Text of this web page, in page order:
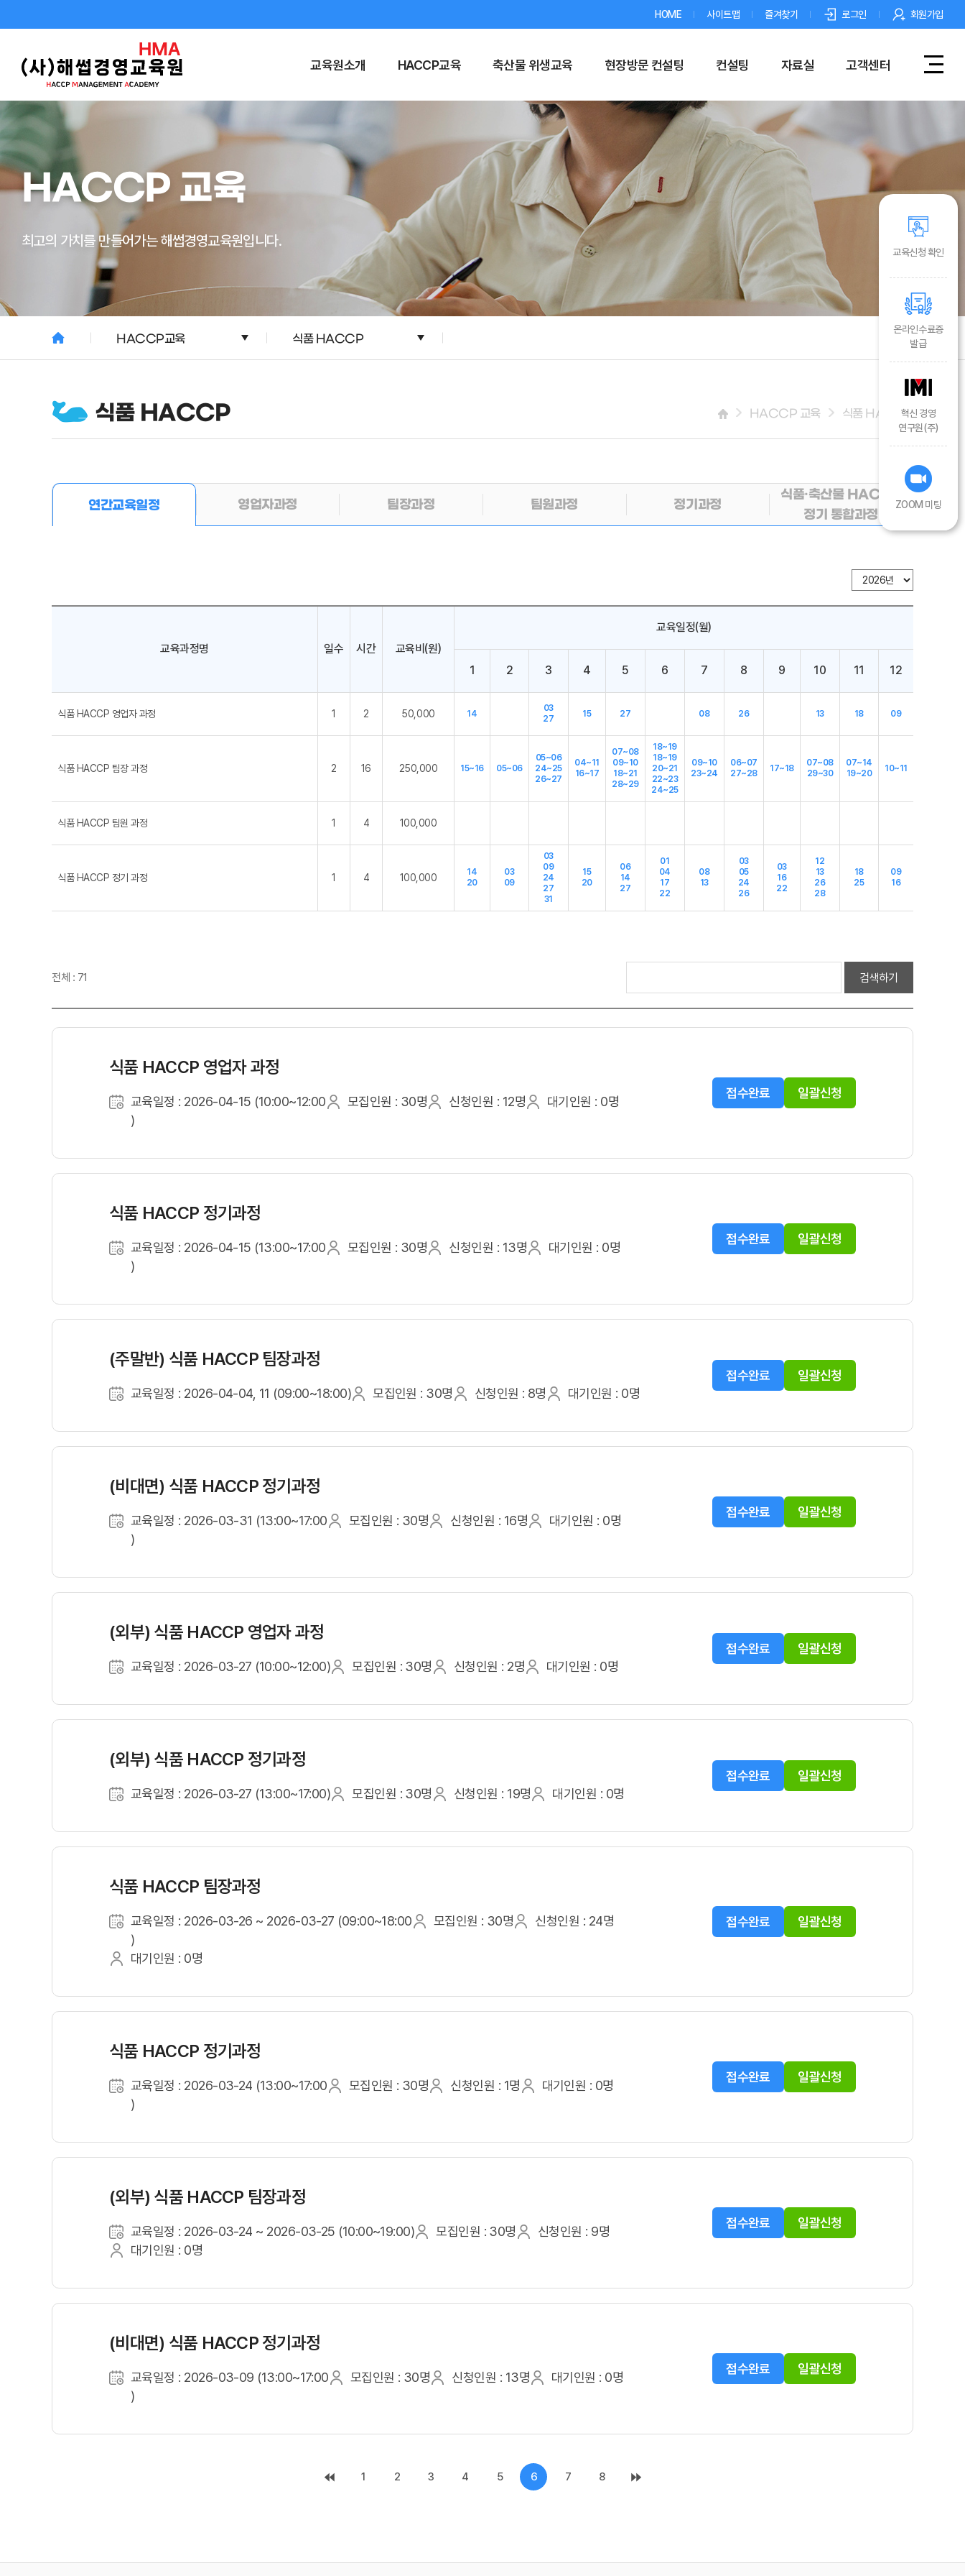
HOME 사이트맵 즐겨찾기 로그인 회원가입
교육원소개 HACCP교육 축산물 위생교육 현장방문 컨설팅 컨설팅 자료실 고객센터
HACCP 교육
최고의 가치를 만들어가는 해썹경영교육원입니다.
HACCP교육 식품 HACCP
식품 HACCP HACCP 교육 식품 HACCP
연간교육일정 영업자과정 팀장과정 팀원과정 정기과정
식품·축산물 HACCP
정기 통합과정
교육과정명 일수 시간 교육비(원)
교육일정(월)
1 2 3 4 5 6 7 8 9 10 11 12
식품 HACCP 영업자 과정 1 2 50,000 14
03
27
15 27 08 26 13 18 09
식품 HACCP 팀장 과정 2 16 250,000 15~16 05~06
05~06
24~25
26~27
04~11
16~17
07~08
09~10
18~21
28~29
18~19
18~19
20~21
22~23
24~25
09~10
23~24
06~07
27~28
17~18
07~08
29~30
07~14
19~20
10~11
식품 HACCP 팀원 과정 1 4 100,000
식품 HACCP 정기 과정 1 4 100,000
14
20
03
09
03
09
24
27
31
15
20
06
14
27
01
04
17
22
08
13
03
05
24
26
03
16
22
12
13
26
28
18
25
09
16
전체 : 71 검색하기
식품 HACCP 영업자 과정
교육일정 : 2026-04-15 (10:00~12:00
)
모집인원 : 30명 신청인원 : 12명 대기인원 : 0명
접수완료 일괄신청
식품 HACCP 정기과정
교육일정 : 2026-04-15 (13:00~17:00
)
모집인원 : 30명 신청인원 : 13명 대기인원 : 0명
접수완료 일괄신청
(주말반) 식품 HACCP 팀장과정
교육일정 : 2026-04-04, 11 (09:00~18:00) 모집인원 : 30명 신청인원 : 8명 대기인원 : 0명
접수완료 일괄신청
(비대면) 식품 HACCP 정기과정
교육일정 : 2026-03-31 (13:00~17:00
)
모집인원 : 30명 신청인원 : 16명 대기인원 : 0명
접수완료 일괄신청
(외부) 식품 HACCP 영업자 과정
교육일정 : 2026-03-27 (10:00~12:00) 모집인원 : 30명 신청인원 : 2명 대기인원 : 0명
접수완료 일괄신청
(외부) 식품 HACCP 정기과정
교육일정 : 2026-03-27 (13:00~17:00) 모집인원 : 30명 신청인원 : 19명 대기인원 : 0명
접수완료 일괄신청
식품 HACCP 팀장과정
교육일정 : 2026-03-26 ~ 2026-03-27 (09:00~18:00
)
모집인원 : 30명 신청인원 : 24명
대기인원 : 0명
접수완료 일괄신청
식품 HACCP 정기과정
교육일정 : 2026-03-24 (13:00~17:00
)
모집인원 : 30명 신청인원 : 1명 대기인원 : 0명
접수완료 일괄신청
(외부) 식품 HACCP 팀장과정
교육일정 : 2026-03-24 ~ 2026-03-25 (10:00~19:00) 모집인원 : 30명
신청인원 : 9명
대기인원 : 0명
접수완료 일괄신청
(비대면) 식품 HACCP 정기과정
교육일정 : 2026-03-09 (13:00~17:00
)
모집인원 : 30명 신청인원 : 13명 대기인원 : 0명
접수완료 일괄신청
1 2 3 4 5 6 7 8
교육신청 확인
온라인수료증
발급
혁신 경영
연구원(주)
ZOOM 미팅